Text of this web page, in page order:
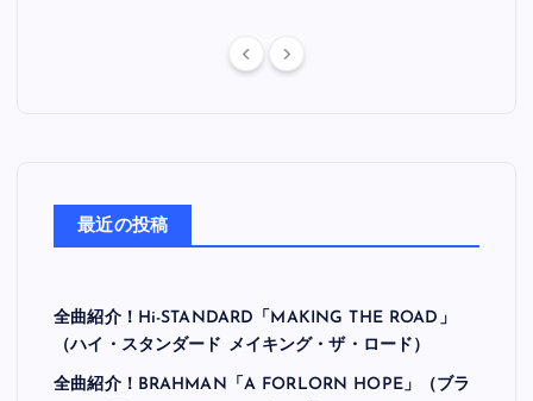
最近の投稿
全曲紹介！Hi-STANDARD「MAKING THE ROAD」
（ハイ・スタンダード メイキング・ザ・ロード）
全曲紹介！BRAHMAN「A FORLORN HOPE」（ブラ